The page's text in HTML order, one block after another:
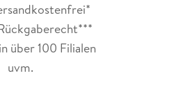
über 100 Filialen
uvm.